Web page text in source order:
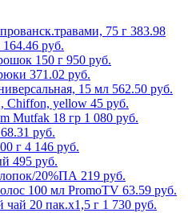
383.98
164.46 руб.
950 руб.
371.02 руб.
562.50 руб.
45 руб.
1 080 руб.
68.31 руб.
4 146 руб.
495 руб.
219 руб.
63.59 руб.
1 730 руб.